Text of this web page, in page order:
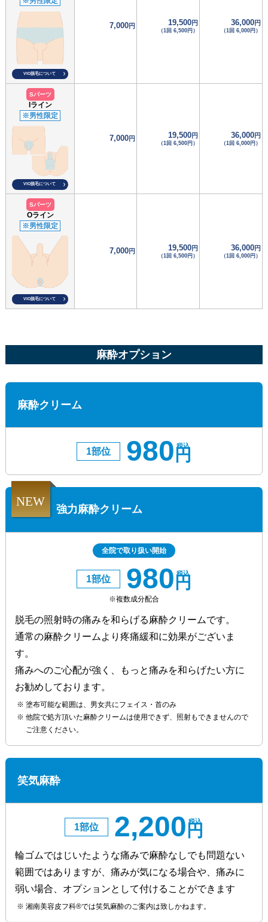
VIO脱毛について
7,000円 19,500円
（1回 6,500円）
36,000円
（1回 6,000円）
Sパーツ
Iライン
※男性限定
VIO脱毛について
7,000円 19,500円
（1回 6,500円）
36,000円
（1回 6,000円）
Sパーツ
Oライン
※男性限定
VIO脱毛について
7,000円 19,500円
（1回 6,500円）
36,000円
（1回 6,000円）
麻酔オプション
麻酔クリーム
1部位 980 円
税込
NEW
強力麻酔クリーム
全院で取り扱い開始
1部位 980 円
税込
※複数成分配合
脱毛の照射時の痛みを和らげる麻酔クリームです。
通常の麻酔クリームより疼痛緩和に効果がございま
す。
痛みへのご心配が強く、もっと痛みを和らげたい方に
お勧めしております。
塗布可能な範囲は、男女共にフェイス・首のみ
他院で処方頂いた麻酔クリームは使用できず、照射もできませんので
ご注意ください。
笑気麻酔
1部位 2,200 円
税込
輪ゴムではじいたような痛みで麻酔なしでも問題ない
範囲ではありますが、痛みが気になる場合や、痛みに
弱い場合、オプションとして付けることができます
湘南美容皮フ科®では笑気麻酔のご案内は致しかねます。